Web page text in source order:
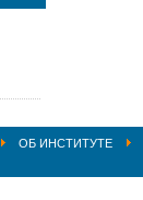
ОБ ИНСТИТУТЕ